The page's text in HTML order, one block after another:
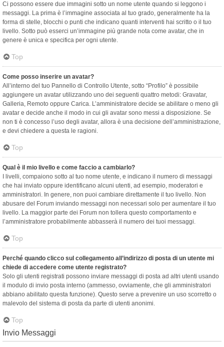
Ci possono essere due immagini sotto un nome utente quando si leggono i
messaggi. La prima è l’immagine associata al tuo grado, generalmente ha la
forma di stelle, blocchi o punti che indicano quanti interventi hai scritto o il tuo
livello. Sotto può esserci un’immagine più grande nota come avatar, che in
genere è unica e specifica per ogni utente.
Top
Come posso inserire un avatar?
All’interno del tuo Pannello di Controllo Utente, sotto “Profilo” è possibile
aggiungere un avatar utilizzando uno dei seguenti quattro metodi: Gravatar,
Galleria, Remoto oppure Carica. L’amministratore decide se abilitare o meno gli
avatar e decide anche il modo in cui gli avatar sono messi a disposizione. Se
non ti è concesso l’uso degli avatar, allora è una decisione dell’amministrazione,
e devi chiedere a questa le ragioni.
Top
Qual è il mio livello e come faccio a cambiarlo?
I livelli, compaiono sotto al tuo nome utente, e indicano il numero di messaggi
che hai inviato oppure identificano alcuni utenti, ad esempio, moderatori e
amministratori. In genere, non puoi cambiare direttamente il tuo livello. Non
abusare del Forum inviando messaggi non necessari solo per aumentare il tuo
livello. La maggior parte dei Forum non tollera questo comportamento e
l’amministratore probabilmente abbasserà il numero dei tuoi messaggi.
Top
Perché quando clicco sul collegamento all’indirizzo di posta di un utente mi
chiede di accedere come utente registrato?
Solo gli utenti registrati possono inviare messaggi di posta ad altri utenti usando
il modulo di invio posta interno (ammesso, ovviamente, che gli amministratori
abbiano abilitato questa funzione). Questo serve a prevenire un uso scorretto o
malevolo del sistema di posta da parte di utenti anonimi.
Top
Invio Messaggi